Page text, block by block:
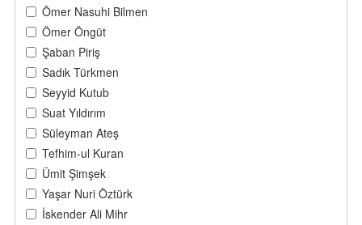
Ömer Nasuhi Bilmen
Ömer Öngüt
Şaban Piriş
Sadık Türkmen
Seyyid Kutub
Suat Yıldırım
Süleyman Ateş
Tefhim-ul Kuran
Ümit Şimşek
Yaşar Nuri Öztürk
İskender Ali Mihr